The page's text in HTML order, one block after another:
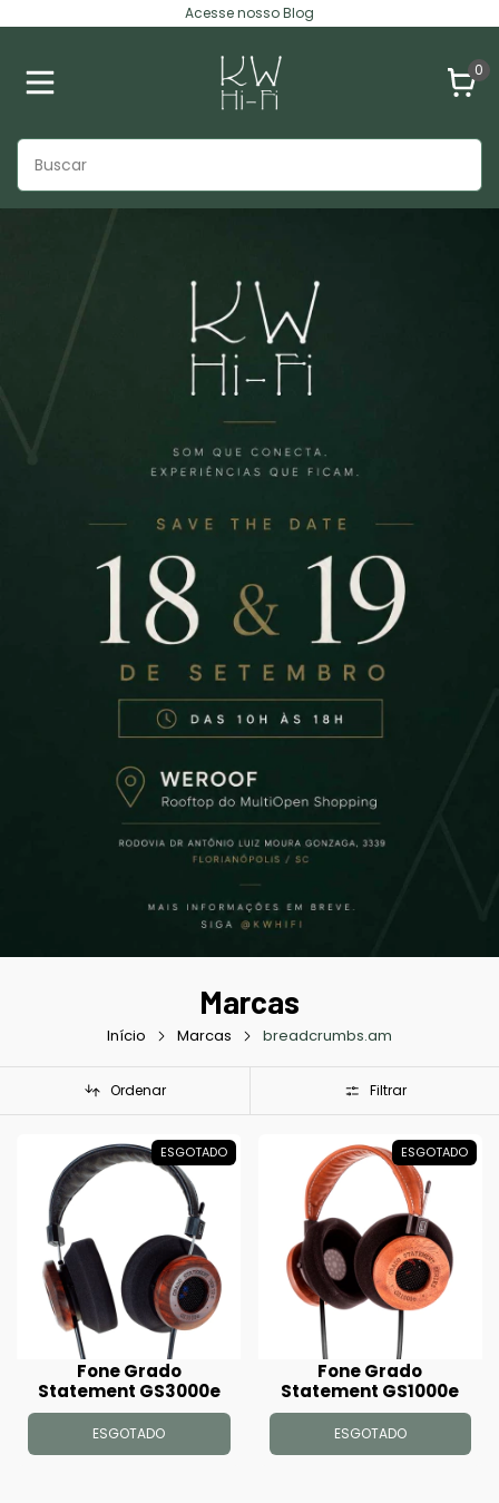
Acesse nosso Blog
0
Marcas
Início Marcas breadcrumbs.am
Ordenar Filtrar
ESGOTADO
Fone Grado
Statement GS3000e
ESGOTADO
ESGOTADO
Fone Grado
Statement GS1000e
ESGOTADO